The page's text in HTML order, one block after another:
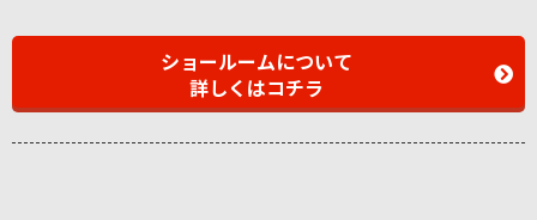
ショールームについて
詳しくはコチラ